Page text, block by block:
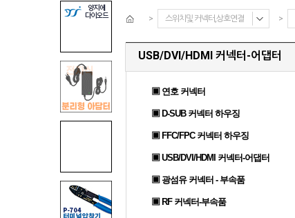
> 스위치및 커넥터,상호연결 >
USB/DVI/HDMI 커넥터-어댑터
▣ 연호 커넥터
▣ D-SUB 커넥터 하우징
▣ FFC/FPC 커넥터 하우징
▣ USB/DVI/HDMI 커넥터-어댑터
▣ 광섬유 커넥터 - 부속품
▣ RF 커넥터-부속품